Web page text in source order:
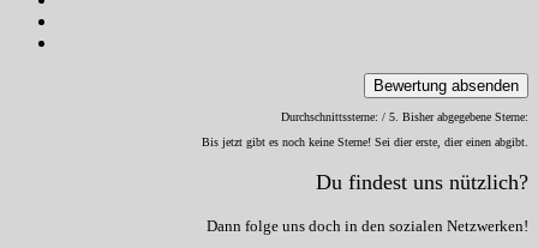
Bewertung absenden
Durchschnittssterne: / 5. Bisher abgegebene Sterne:
Bis jetzt gibt es noch keine Sterne! Sei dier erste, dier einen abgibt.
Du findest uns nützlich?
Dann folge uns doch in den sozialen Netzwerken!